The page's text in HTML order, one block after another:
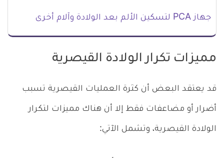
جهاز PCA لتسكين الألم بعد الولادة وآلام أخرى
مميزات تكرار الولادة القيصرية
قد يعتقد البعض أن كثرة العمليات القيصرية تسبب
أضرار أو مضاعفات فقط إلا أن هناك مميزات لتكرار
الولادة القيصرية، وتشمل الآتي: